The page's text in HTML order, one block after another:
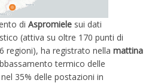
di Aspromiele sui dati
(attiva su oltre 170 punti di
regioni), ha registrato nella mattina
termico delle
35% delle postazioni in